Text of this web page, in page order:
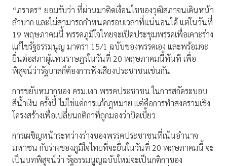
“ภราดร” ยอมรับว่า ที่ผ่านมาติดเงื่อนไขของวุฒิสภาจนเดินหน้า
ลำบาก และไม่สามารถกำหนดกรอบเวลาที่แน่นอนได้ แต่ในวันที่
19 พฤษภาคมนี้ พรรคภูมิใจไทยจะเปิดประชุมพรรคเพื่อเคาะร่าง
แก้ไขรัฐธรรมนูญ มาตรา 15/1 ฉบับของพรรคเอง และพร้อมจะ
ยื่นต่อสภาผู้แทนราษฎรในวันที่ 20 พฤษภาคมนี้ทันที เพื่อ
พิสูจน์ว่ารัฐบาลก็ต้องการฟังเสียงประชาชนเช่นกัน
การขยับหมากของ ครม.เงา พรรคประชาชน ในการสกัดระบอบ
สีน้ำเงิน ครั้งนี้ ไม่ใช่แค่การแก้กฎหมาย แต่คือการทำสงครามเชิง
โครงสร้างเพื่อเปลี่ยนกติกาที่ถูกมองว่าบิดเบี้ยว
การเผชิญหน้าระหว่างร่างของพรรคประชาชนที่เน้นอำนาจ
มหาชน กับร่างของภูมิใจไทยที่จะยื่นในวันที่ 20 พฤษภาคมนี้ จะ
เป็นบทพิสูจน์ว่า รัฐธรรมนูญฉบับใหม่จะเป็นกติกาของ